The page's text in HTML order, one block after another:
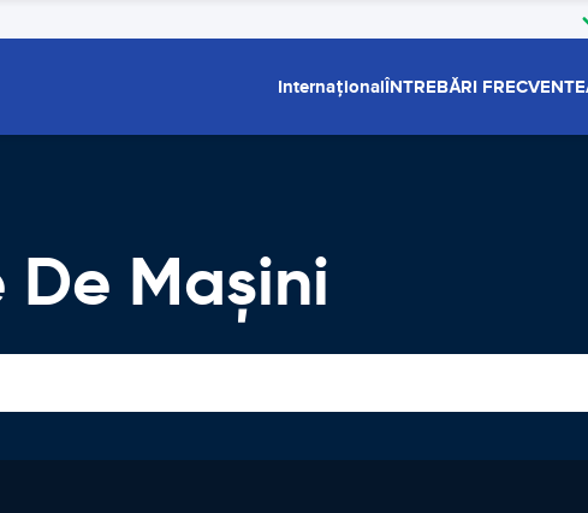
InternaționalÎNTREBĂRI FRECVENTE
Maşini